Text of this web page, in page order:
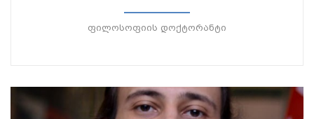
ფილოსოფიის დოქტორანტი